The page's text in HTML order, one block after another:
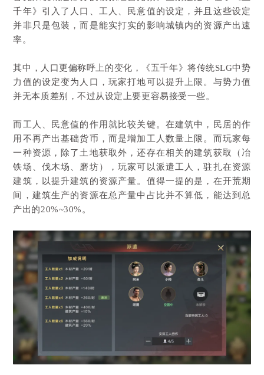
千年》引入了人口、工人、民意值的设定，并且这些设定
并非只是包装，而是能实打实的影响城镇内的资源产出速
率。
其中，人口更偏称呼上的变化，《五千年》将传统SLG中势
力值的设定变为人口，玩家打地可以提升上限。与势力值
并无本质差别，不过从设定上要更容易接受一些。
而工人、民意值的作用就比较关键。在建筑中，民居的作
用不再产出基础货币，而是增加工人数量上限。而玩家每
一种资源，除了土地获取外，还存在相关的建筑获取（冶
铁场、伐木场、磨坊），玩家可以派遣工人，驻扎在资源
建筑，以提升建筑的资源产量。值得一提的是，在开荒期
间，建筑生产的资源在总产量中占比并不算低，能达到总
产出的20%~30%。